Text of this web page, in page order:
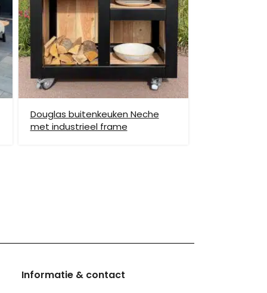
helpen om de goederen op de juiste plek te
locatie te komen, dan dien je dit zelf en op
Douglas buitenkeuken Neche
met industrieel frame
Informatie & contact